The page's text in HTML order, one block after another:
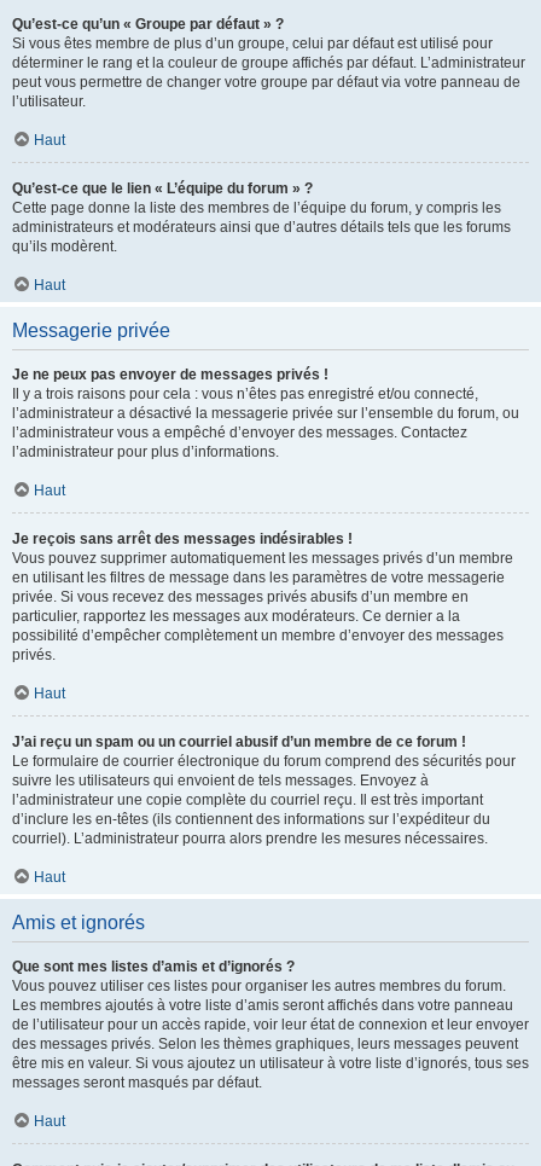
Qu’est-ce qu’un « Groupe par défaut » ?
Si vous êtes membre de plus d’un groupe, celui par défaut est utilisé pour
déterminer le rang et la couleur de groupe affichés par défaut. L’administrateur
peut vous permettre de changer votre groupe par défaut via votre panneau de
l’utilisateur.
Haut
Qu’est-ce que le lien « L’équipe du forum » ?
Cette page donne la liste des membres de l’équipe du forum, y compris les
administrateurs et modérateurs ainsi que d’autres détails tels que les forums
qu’ils modèrent.
Haut
Messagerie privée
Je ne peux pas envoyer de messages privés !
Il y a trois raisons pour cela : vous n’êtes pas enregistré et/ou connecté,
l’administrateur a désactivé la messagerie privée sur l’ensemble du forum, ou
l’administrateur vous a empêché d’envoyer des messages. Contactez
l’administrateur pour plus d’informations.
Haut
Je reçois sans arrêt des messages indésirables !
Vous pouvez supprimer automatiquement les messages privés d’un membre
en utilisant les filtres de message dans les paramètres de votre messagerie
privée. Si vous recevez des messages privés abusifs d’un membre en
particulier, rapportez les messages aux modérateurs. Ce dernier a la
possibilité d’empêcher complètement un membre d’envoyer des messages
privés.
Haut
J’ai reçu un spam ou un courriel abusif d’un membre de ce forum !
Le formulaire de courrier électronique du forum comprend des sécurités pour
suivre les utilisateurs qui envoient de tels messages. Envoyez à
l’administrateur une copie complète du courriel reçu. Il est très important
d’inclure les en-têtes (ils contiennent des informations sur l’expéditeur du
courriel). L’administrateur pourra alors prendre les mesures nécessaires.
Haut
Amis et ignorés
Que sont mes listes d’amis et d’ignorés ?
Vous pouvez utiliser ces listes pour organiser les autres membres du forum.
Les membres ajoutés à votre liste d’amis seront affichés dans votre panneau
de l’utilisateur pour un accès rapide, voir leur état de connexion et leur envoyer
des messages privés. Selon les thèmes graphiques, leurs messages peuvent
être mis en valeur. Si vous ajoutez un utilisateur à votre liste d’ignorés, tous ses
messages seront masqués par défaut.
Haut